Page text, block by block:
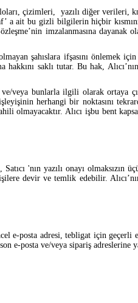
çizimleri, yazılı diğer
ait bu gizli bilgilerin hiçbir
imzalanmasına dayanak
şahıslara ifşasını önlemek
saklı tutar. Bu hak,
veya bunlarla ilgili olarak ortaya
herhangi bir noktasını
olmayacaktır. Alıcı işbu bent
'nın yazılı onayı olmaksızın
devir ve temlik edebilir.
e-posta adresi, tebligat için
e-posta ve/veya sipariş adreslerine